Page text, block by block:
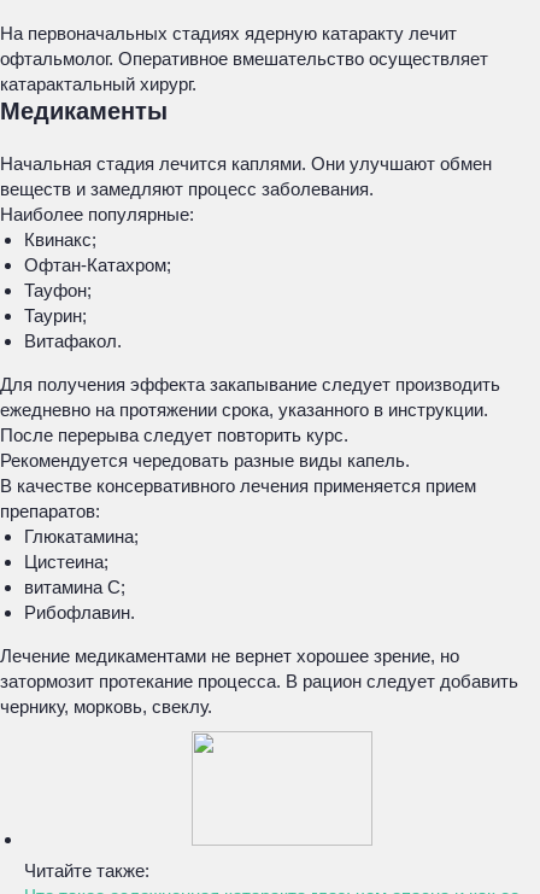
На первоначальных стадиях ядерную катаракту лечит
офтальмолог. Оперативное вмешательство осуществляет
катарактальный хирург.
Медикаменты
Начальная стадия лечится каплями. Они улучшают обмен
веществ и замедляют процесс заболевания.
Наиболее популярные:
Квинакс;
Офтан-Катахром;
Тауфон;
Таурин;
Витафакол.
Для получения эффекта закапывание следует производить
ежедневно на протяжении срока, указанного в инструкции.
После перерыва следует повторить курс.
Рекомендуется чередовать разные виды капель.
В качестве консервативного лечения применяется прием
препаратов:
Глюкатамина;
Цистеина;
витамина С;
Рибофлавин.
Лечение медикаментами не вернет хорошее зрение, но
затормозит протекание процесса. В рацион следует добавить
чернику, морковь, свеклу.
Читайте также: